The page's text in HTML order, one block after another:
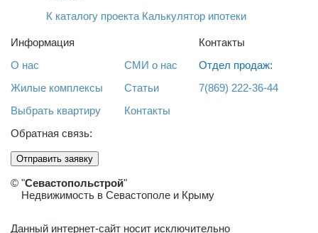
К каталогу проекта Калькулятор ипотеки
Информация
О нас
Жилые комплексы
Выбрать квартиру
СМИ о нас
Статьи
Контакты
Контакты
Отдел продаж:
7(869) 222-36-44
Обратная связь:
Отправить заявку
© "Севастопольстрой"
Недвижимость в Севастополе и Крыму
Данный интернет-сайт носит исключительно